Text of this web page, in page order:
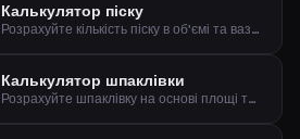
Калькулятор піску
Розрахуйте кількість піску в об'ємі та вазі на основі площі та товщини
Калькулятор шпаклівки
Розрахуйте шпаклівку на основі площі та типу